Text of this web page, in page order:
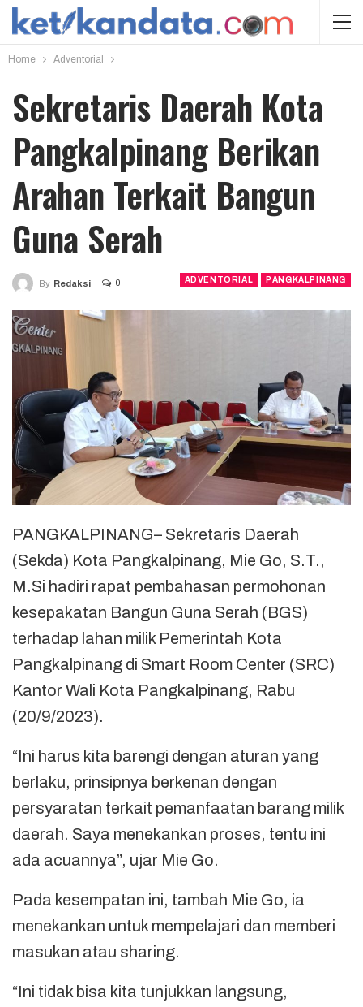
Home Adventorial
Sekretaris Daerah Kota
Pangkalpinang Berikan
Arahan Terkait Bangun
Guna Serah
ADVENTORIAL PANGKALPINANG
By Redaksi 0
PANGKALPINANG– Sekretaris Daerah
(Sekda) Kota Pangkalpinang, Mie Go, S.T.,
M.Si hadiri rapat pembahasan permohonan
kesepakatan Bangun Guna Serah (BGS)
terhadap lahan milik Pemerintah Kota
Pangkalpinang di Smart Room Center (SRC)
Kantor Wali Kota Pangkalpinang, Rabu
(20/9/2023).
“Ini harus kita barengi dengan aturan yang
berlaku, prinsipnya berkenan dengan
persyaratan terkait pemanfaatan barang milik
daerah. Saya menekankan proses, tentu ini
ada acuannya”, ujar Mie Go.
Pada kesempatan ini, tambah Mie Go, ia
menekankan untuk mempelajari dan memberi
masukan atau sharing.
“Ini tidak bisa kita tunjukkan langsung,